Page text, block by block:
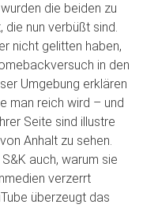
die beiden zu
nun verbüßt sind.
nicht gelitten haben,
in den
Umgebung erklären
man reich wird – und
Seite sind illustre
Anhalt zu sehen.
auch, warum sie
verzerrt
überzeugt das